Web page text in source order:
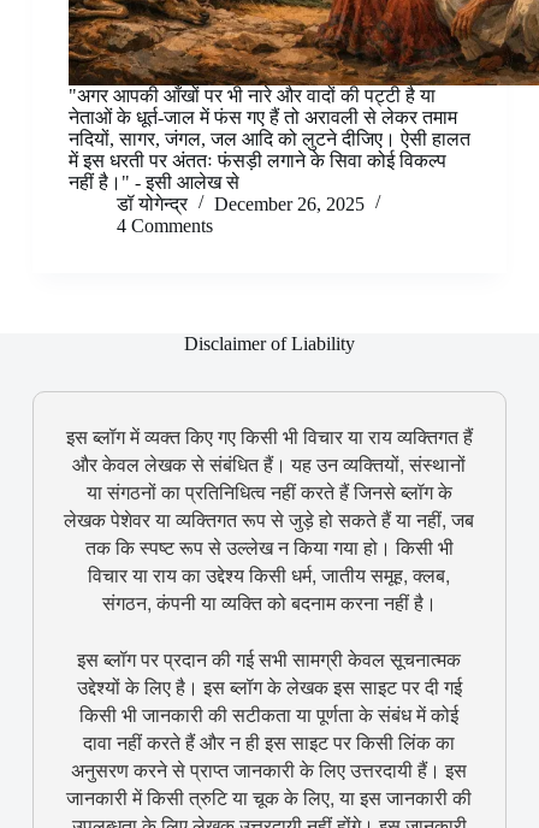
"अगर आपकी आँखों पर भी नारे और वादों की पट्टी है या
नेताओं के धूर्त-जाल में फंस गए हैं तो अरावली से लेकर तमाम
नदियों, सागर, जंगल, जल आदि को लुटने दीजिए। ऐसी हालत
में इस धरती पर अंततः फंसड़ी लगाने के सिवा कोई विकल्प
नहीं है।" - इसी आलेख से
डॉ योगेन्द्र
December 26, 2025
4 Comments
Disclaimer of Liability
इस ब्लॉग में व्यक्त किए गए किसी भी विचार या राय व्यक्तिगत हैं
और केवल लेखक से संबंधित हैं। यह उन व्यक्तियों, संस्थानों
या संगठनों का प्रतिनिधित्व नहीं करते हैं जिनसे ब्लॉग के
लेखक पेशेवर या व्यक्तिगत रूप से जुड़े हो सकते हैं या नहीं, जब
तक कि स्पष्ट रूप से उल्लेख न किया गया हो। किसी भी
विचार या राय का उद्देश्य किसी धर्म, जातीय समूह, क्लब,
संगठन, कंपनी या व्यक्ति को बदनाम करना नहीं है।
इस ब्लॉग पर प्रदान की गई सभी सामग्री केवल सूचनात्मक
उद्देश्यों के लिए है। इस ब्लॉग के लेखक इस साइट पर दी गई
किसी भी जानकारी की सटीकता या पूर्णता के संबंध में कोई
दावा नहीं करते हैं और न ही इस साइट पर किसी लिंक का
अनुसरण करने से प्राप्त जानकारी के लिए उत्तरदायी हैं। इस
जानकारी में किसी त्रुटि या चूक के लिए, या इस जानकारी की